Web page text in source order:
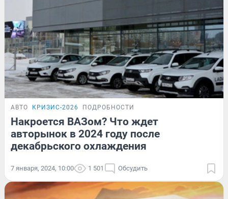
АВТО КРИЗИС-2026 ПОДРОБНОСТИ
Накроется ВАЗом? Что ждет
авторынок в 2024 году после
декабрьского охлаждения
7 января, 2024, 10:00 1 501 Обсудить